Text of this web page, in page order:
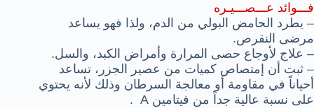
فـــوائد عـــصـــيـره
– يطرد الحامض البولي من الدم، ولذا فهو يساعد
مرضى النقرص.
– علاج لأوجاع حصى المرارة وأمراض الكبد، والسل.
– ثبت أن إمتصاص كميات من عصير الجزر، تساعد
أحياناً في مقاومة أو معالجة السرطان وذلك لأنه يحتوي
على نسبة عالية جداً من فيتامين A .